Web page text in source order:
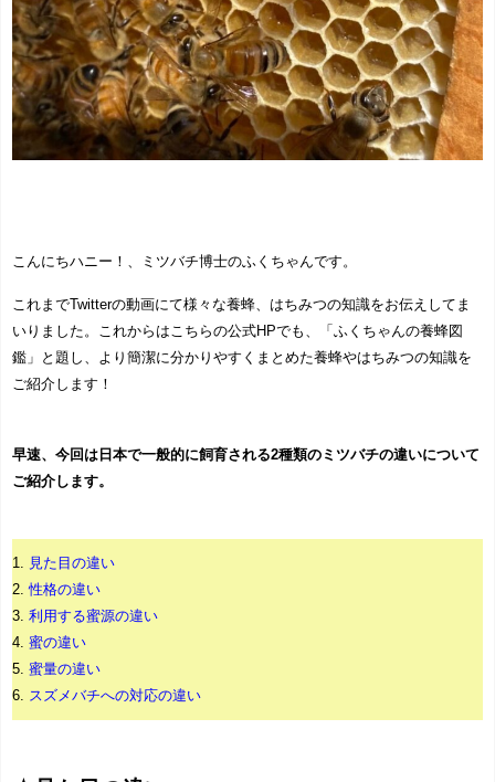
こんにちハニー！、ミツバチ博士のふくちゃんです。
これまでTwitterの動画にて様々な養蜂、はちみつの知識をお伝えしてま
いりました。これからはこちらの公式HPでも、「ふくちゃんの養蜂図
鑑」と題し、より簡潔に分かりやすくまとめた養蜂やはちみつの知識を
ご紹介します！
早速、今回は日本で一般的に飼育される2種類のミツバチの違いについて
ご紹介します。
1. 見た目の違い
2.性格の違い
3. 利用する蜜源の違い
4. 蜜の違い
5. 蜜量の違い
6. スズメバチへの対応の違い